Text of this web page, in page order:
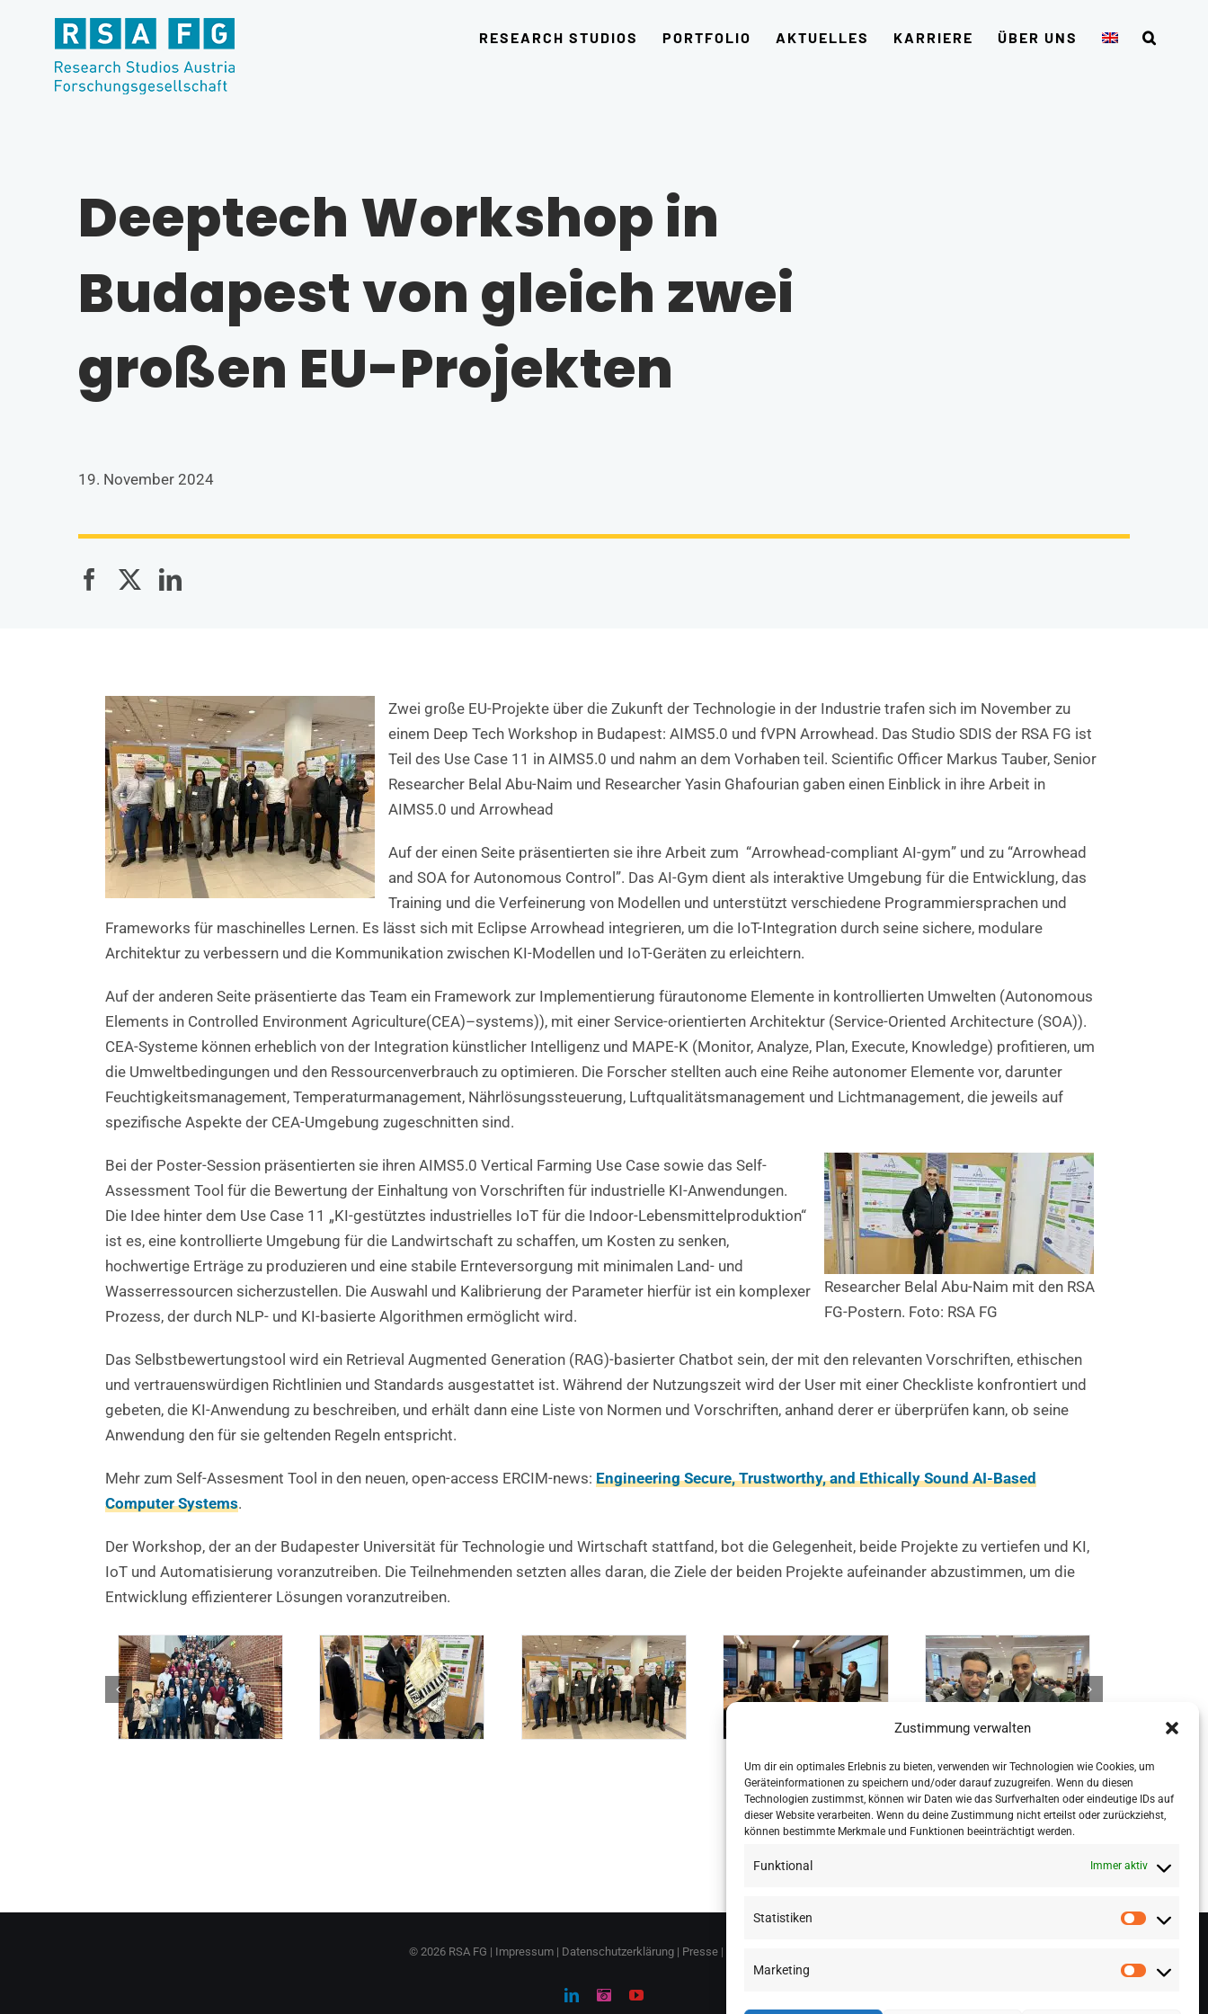
Zustimmung verwalten
Um dir ein optimales Erlebnis zu bieten, verwenden wir Technologien wie Cookies, um
Geräteinformationen zu speichern und/oder darauf zuzugreifen. Wenn du diesen
Technologien zustimmst, können wir Daten wie das Surfverhalten oder eindeutige IDs auf
dieser Website verarbeiten. Wenn du deine Zustimmung nicht erteilst oder zurückziehst,
können bestimmte Merkmale und Funktionen beeinträchtigt werden.
Funktional Immer aktiv
Statistiken
Marketing
springen
RESEARCH STUDIOS PORTFOLIO AKTUELLES KARRIERE ÜBER UNS
Deeptech Workshop in
Budapest von gleich zwei
großen EU-Projekten
19. November 2024
Zwei große EU-Projekte über die Zukunft der Technologie in der Industrie trafen sich im November zu
einem Deep Tech Workshop in Budapest: AIMS5.0 und fVPN Arrowhead. Das Studio SDIS der RSA FG ist
Teil des Use Case 11 in AIMS5.0 und nahm an dem Vorhaben teil. Scientific Officer Markus Tauber, Senior
Researcher Belal Abu-Naim und Researcher Yasin Ghafourian gaben einen Einblick in ihre Arbeit in
AIMS5.0 und Arrowhead
Auf der einen Seite präsentierten sie ihre Arbeit zum “Arrowhead-compliant AI-gym” und zu “Arrowhead
and SOA for Autonomous Control ”. Das AI-Gym dient als interaktive Umgebung für die Entwicklung, das
Training und die Verfeinerung von Modellen und unterstützt verschiedene Programmiersprachen und
Frameworks für maschinelles Lernen. Es lässt sich mit Eclipse Arrowhead integrieren, um die IoT-Integration durch seine sichere, modulare
Architektur zu verbessern und die Kommunikation zwischen KI-Modellen und IoT-Geräten zu erleichtern.
Auf der anderen Seite präsentierte das Team ein Framework zur Implementierung fürautonome Elemente in kontrollierten Umwelten(Autonomous
Elements in Controlled Environment Agriculture(CEA)–systems)), mit einer Service-orientierten Architektur (Service-Oriented Architecture (SOA)).
CEA-Systeme können erheblich von der Integration künstlicher Intelligenz und MAPE-K (Monitor, Analyze, Plan, Execute, Knowledge) profitieren, um
die Umweltbedingungen und den Ressourcenverbrauch zu optimieren. Die Forscher stellten auch eine Reihe autonomer Elemente vor, darunter
Feuchtigkeitsmanagement, Temperaturmanagement, Nährlösungssteuerung, Luftqualitätsmanagement und Lichtmanagement, die jeweils auf
spezifische Aspekte der CEA-Umgebung zugeschnitten sind.
Researcher Belal Abu-Naim mit den RSA
FG-Postern. Foto: RSA FG
Bei der Poster-Session präsentierten sie ihren AIMS5.0 Vertical Farming Use Case sowie das Self-
Assessment Tool für die Bewertung der Einhaltung von Vorschriften für industrielle KI-Anwendungen.
Die Idee hinter dem Use Case 11 „KI-gestütztes industrielles IoT für die Indoor-Lebensmittelproduktion“
ist es, eine kontrollierte Umgebung für die Landwirtschaft zu schaffen, um Kosten zu senken,
hochwertige Erträge zu produzieren und eine stabile Ernteversorgung mit minimalen Land- und
Wasserressourcen sicherzustellen. Die Auswahl und Kalibrierung der Parameter hierfür ist ein komplexer
Prozess, der durch NLP- und KI-basierte Algorithmen ermöglicht wird.
Das Selbstbewertungstool wird ein Retrieval Augmented Generation (RAG)-basierter Chatbot sein, der mit den relevanten Vorschriften, ethischen
und vertrauenswürdigen Richtlinien und Standards ausgestattet ist. Während der Nutzungszeit wird der User mit einer Checkliste konfrontiert und
gebeten, die KI-Anwendung zu beschreiben, und erhält dann eine Liste von Normen und Vorschriften, anhand derer er überprüfen kann, ob seine
Anwendung den für sie geltenden Regeln entspricht.
Mehr zum Self-Assesment Tool in den neuen, open-access ERCIM-news: Engineering Secure, Trustworthy, and Ethically Sound AI-Based
Computer Systems.
Der Workshop, der an der Budapester Universität für Technologie und Wirtschaft stattfand, bot die Gelegenheit, beide Projekte zu vertiefen und KI,
IoT und Automatisierung voranzutreiben. Die Teilnehmenden setzten alles daran, die Ziele der beiden Projekte aufeinander abzustimmen, um die
Entwicklung effizienterer Lösungen voranzutreiben.
© 2026 RSA FG | Impressum | Datenschutzerklärung | Presse |
LinkedInInstagramYouTube